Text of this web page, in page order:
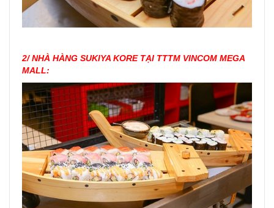
2/ NHÀ HÀNG SUKIYA KORE TẠI TTTM VINCOM MEGA
MALL: